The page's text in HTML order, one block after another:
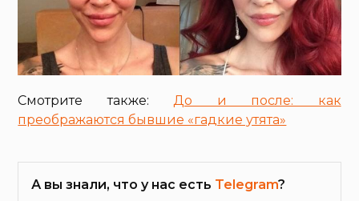
Смотрите также: До и после: как
преображаются бывшие «гадкие утята»
А вы знали, что у нас есть Telegram?